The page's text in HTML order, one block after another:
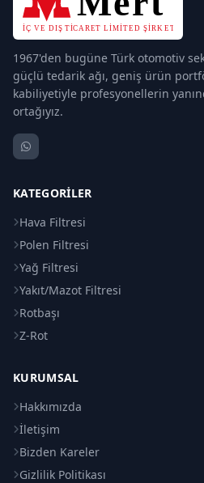
1967'den bugüne Türk otomotiv
güçlü tedarik ağı, geniş ürün
kabiliyetiyle profesyonellerin
ortağıyız.
KATEGORILER
Hava Filtresi
Polen Filtresi
Yağ Filtresi
Yakıt/Mazot Filtresi
Rotbaşı
Z-Rot
KURUMSAL
Hakkımızda
İletişim
Bizden Kareler
Gizlilik Politikası